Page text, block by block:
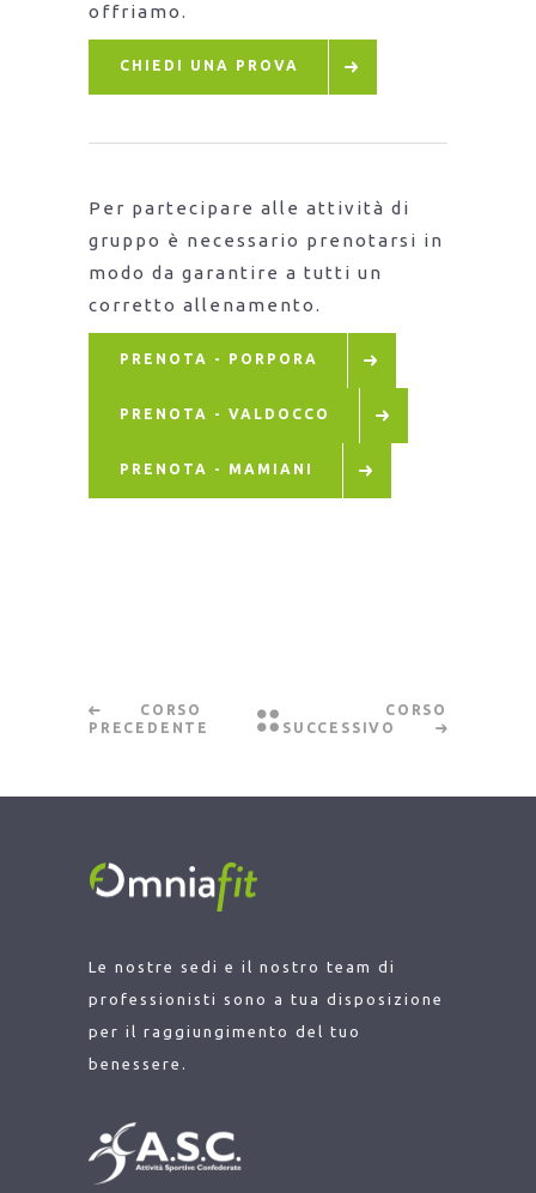
offriamo.
CHIEDI UNA PROVA
Per partecipare alle attività di
gruppo è necessario prenotarsi in
modo da garantire a tutti un
corretto allenamento.
PRENOTA - PORPORA
PRENOTA - VALDOCCO
PRENOTA - MAMIANI
CORSO
PRECEDENTE
CORSO
SUCCESSIVO
Le nostre sedi e il nostro team di
professionisti sono a tua disposizione
per il raggiungimento del tuo
benessere.